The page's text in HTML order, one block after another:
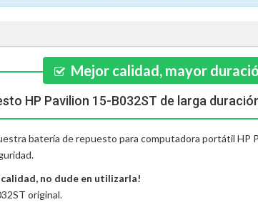
Mejor calidad, mayor
HP Pavilion 15-B032ST de larga
batería de repuesto para computadora portátil HP
no dude en utilizarla!
original.